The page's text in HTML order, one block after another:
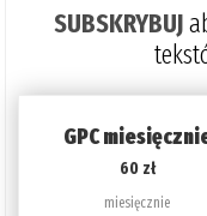
SUBSKRYBUJ
GPC
60 zł
miesięcznie